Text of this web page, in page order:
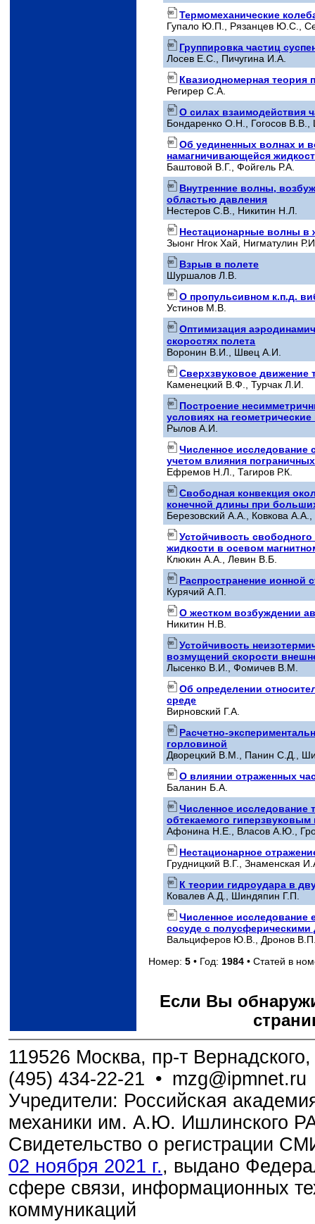
Термомеханические
Гупало Ю.П., Рязанцев Ю.С.,
Группировка частиц
Лосев Е.С., Пичугина И.А.
Квазиодномерная теория
Регирер С.А.
О силах взаимодействия
Бондаренко О.Н., Гогосов
Об уединенных волнах и
намагничивающейся
Баштовой В.Г., Фойгель Р.А.
Внутренние волны,
областью давления
Нестеров С.В., Никитин Н.Л.
Нестационарные волны в
Зыонг Нгок Хай, Нигматулин
Взрыв в полете
Шуршалов Л.В.
О пропульсивном к.п.д.
Устинов М.В.
Оптимизация
скоростях полета
Воронин В.И., Швец А.И.
Сверхзвуковое движение
Каменецкий В.Ф., Турчак Л.И.
Построение
условиях на
Рылов А.И.
Численное исследование
учетом влияния
Ефремов Н.Л., Тагиров Р.К.
Свободная конвекция
конечной длины при
Березовский А.А., Ковкова
Устойчивость
жидкости в осевом
Клюкин А.А., Левин В.Б.
Распространение ионной
Курячий А.П.
О жестком возбуждении
Никитин Н.В.
Устойчивость
возмущений скорости
Лысенко В.И., Фомичев В.М.
Об определении
среде
Вирновский Г.А.
Расчетно-
горловиной
Дворецкий В.М., Панин С.Д.,
О влиянии отраженных
Баланин Б.А.
Численное исследование
обтекаемого
Афонина Н.Е., Власов А.Ю.,
Нестационарное
Грудницкий В.Г., Знаменская
К теории гидроудара в
Ковалев А.Д., Шиндяпин Г.П.
Численное исследование
сосуде с
Вальциферов Ю.В., Дронов
Номер:5 • Год: 1984 • Статей в
Если Вы
119526 Москва, пр-т
(495) 434-22-21 • mzg@ipmnet.ru
Учредители: Российская
механики им. А.Ю. Ишлинского
Свидетельство о регистрации
02 ноября 2021 г., выдано
сфере связи, информационных
коммуникаций